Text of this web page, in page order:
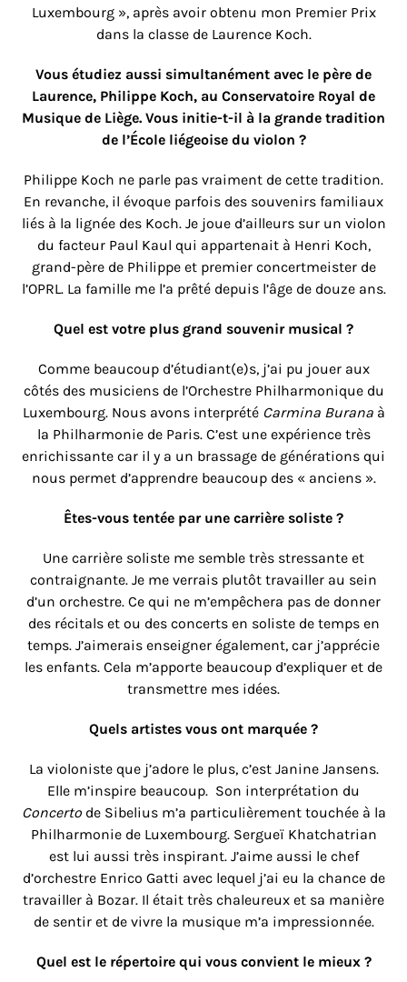
Luxembourg », après avoir obtenu mon Premier Prix
dans la classe de Laurence Koch.
Vous étudiez aussi simultanément avec le père de
Laurence, Philippe Koch, au Conservatoire Royal de
Musique de Liège. Vous initie-t-il à la grande tradition
de l’École liégeoise du violon ?
Philippe Koch ne parle pas vraiment de cette tradition.
En revanche, il évoque parfois des souvenirs familiaux
liés à la lignée des Koch. Je joue d’ailleurs sur un violon
du facteur Paul Kaul qui appartenait à Henri Koch,
grand-père de Philippe et premier concertmeister de
l’OPRL. La famille me l’a prêté depuis l’âge de douze ans.
Quel est votre plus grand souvenir musical ?
Comme beaucoup d’étudiant(e)s, j’ai pu jouer aux
côtés des musiciens de l’Orchestre Philharmonique du
Luxembourg. Nous avons interprété Carmina Buranaà
la Philharmonie de Paris. C’est une expérience très
enrichissante car il y a un brassage de générations qui
nous permet d’apprendre beaucoup des « anciens ».
Êtes-vous tentée par une carrière soliste ?
Une carrière soliste me semble très stressante et
contraignante. Je me verrais plutôt travailler au sein
d’un orchestre. Ce qui ne m’empêchera pas de donner
des récitals et ou des concerts en soliste de temps en
temps. J’aimerais enseigner également, car j’apprécie
les enfants. Cela m’apporte beaucoup d’expliquer et de
transmettre mes idées.
Quels artistes vous ont marquée ?
La violoniste que j’adore le plus, c’est Janine Jansens.
Elle m’inspire beaucoup. Son interprétation du
Concertode Sibelius m’a particulièrement touchée à la
Philharmonie de Luxembourg. Sergueï Khatchatrian
est lui aussi très inspirant.J’aime aussi le chef
d’orchestre Enrico Gatti avec lequel j’ai eu la chance de
travailler à Bozar. Il était très chaleureux et sa manière
de sentir et de vivre la musique m’a impressionnée.
Quel est le répertoire qui vous convient le mieux ?